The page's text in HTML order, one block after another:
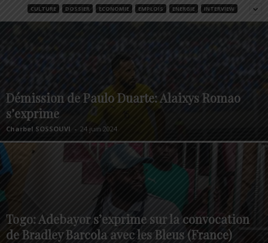
CULTURE DOSSIER ECONOMIE EMPLOIS ENERGIE INTERVIEW
Démission de Paulo Duarte: Alaixys Romao
s’exprime
Charbel SOSSOUVI - 24 juin 2024
Togo: Adebayor s’exprime sur la convocation
de Bradley Barcola avec les Bleus (France)